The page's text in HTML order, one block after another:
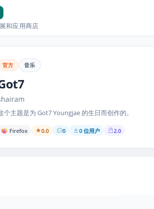
和应用商店
官方 音乐
个主题是为 Got7 Youngjae 的生日而创作的。
Firefox 0.0 0 0 位用户 2.0